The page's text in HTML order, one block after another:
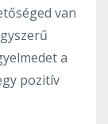
van
a
pozitív